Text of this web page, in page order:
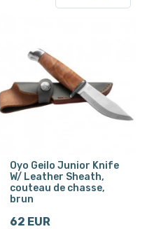
Oyo Geilo Junior Knife
W/ Leather Sheath,
couteau de chasse,
brun
62 EUR